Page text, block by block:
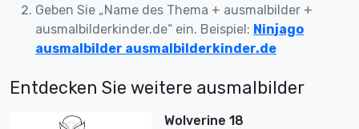
Geben Sie „Name des Thema + ausmalbilder +
ausmalbilderkinder.de“ ein. Beispiel: Ninjago
ausmalbilder ausmalbilderkinder.de
Entdecken Sie weitere ausmalbilder
Wolverine 18